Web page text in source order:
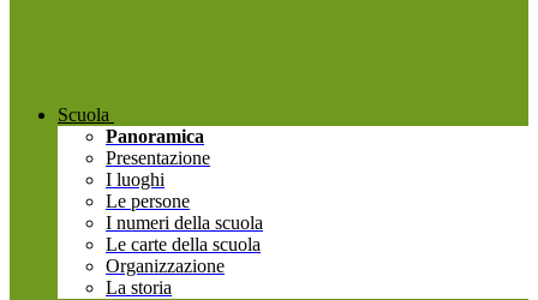
Scuola
Panoramica
Presentazione
I luoghi
Le persone
I numeri della scuola
Le carte della scuola
Organizzazione
La storia